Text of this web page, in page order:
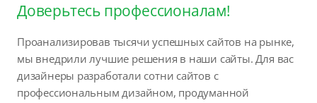
Доверьтесь профессионалам!
Проанализировав тысячи успешных сайтов на рынке,
мы внедрили лучшие решения в наши сайты. Для вас
дизайнеры разработали сотни сайтов с
профессиональным дизайном, продуманной